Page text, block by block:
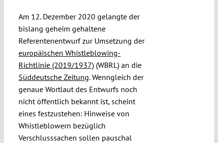
Am 12. Dezember 2020 gelangte der
bislang geheim gehaltene
Referentenentwurf zur Umsetzung der
europäischen Whistleblowing-
Richtlinie (2019/1937)(WBRL) an die
Süddeutsche Zeitung. Wenngleich der
genaue Wortlaut des Entwurfs noch
nicht öffentlich bekannt ist, scheint
eines festzustehen: Hinweise von
Whistleblowern bezüglich
Verschlusssachen sollen pauschal